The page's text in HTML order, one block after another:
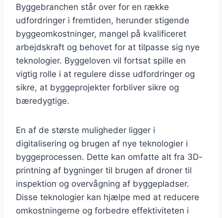
Byggebranchen står over for en række
udfordringer i fremtiden, herunder stigende
byggeomkostninger, mangel på kvalificeret
arbejdskraft og behovet for at tilpasse sig nye
teknologier. Byggeloven vil fortsat spille en
vigtig rolle i at regulere disse udfordringer og
sikre, at byggeprojekter forbliver sikre og
bæredygtige.
En af de største muligheder ligger i
digitalisering og brugen af nye teknologier i
byggeprocessen. Dette kan omfatte alt fra 3D-
printning af bygninger til brugen af droner til
inspektion og overvågning af byggepladser.
Disse teknologier kan hjælpe med at reducere
omkostningerne og forbedre effektiviteten i